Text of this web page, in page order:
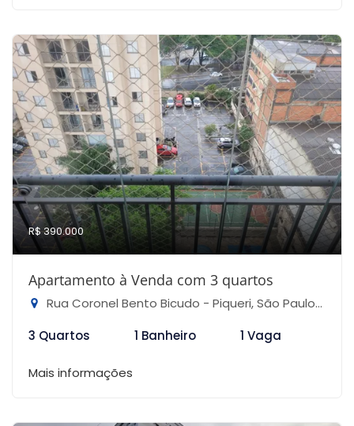
R$ 390.000
Apartamento à Venda com 3 quartos
Rua Coronel Bento Bicudo - Piqueri, São Paulo-SP
3 Quartos
1 Banheiro 1 Vaga
Mais informações